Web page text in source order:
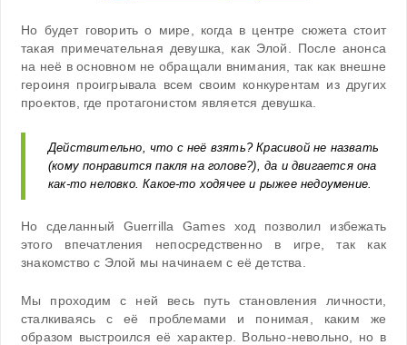
Но будет говорить о мире, когда в центре сюжета стоит
такая примечательная девушка, как Элой. После анонса
на неё в основном не обращали внимания, так как внешне
героиня проигрывала всем своим конкурентам из других
проектов, где протагонистом является девушка.
Действительно, что с неё взять? Красивой не назвать
(кому понравится пакля на голове?), да и двигается она
как-то неловко. Какое-то ходячее и рыжее недоумение.
Но сделанный Guerrilla Games ход позволил избежать
этого впечатления непосредственно в игре, так как
знакомство с Элой мы начинаем с её детства.
Мы проходим с ней весь путь становления личности,
сталкиваясь с её проблемами и понимая, каким же
образом выстроился её характер. Вольно-невольно, но в